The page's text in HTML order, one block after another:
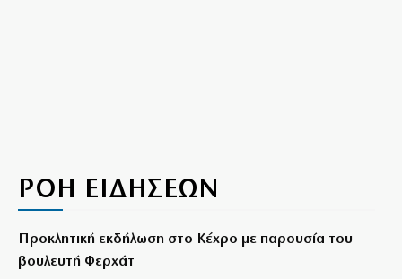
ΡΟΗ ΕΙΔΗΣΕΩΝ
Προκλητική εκδήλωση στο Κέχρο με παρουσία του
βουλευτή Φερχάτ